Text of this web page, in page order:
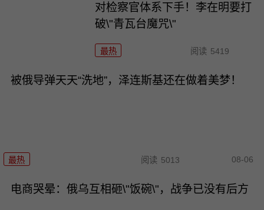
对检察官体系下手！李在明要打
破\"青瓦台魔咒\"
最热 阅读 5419
被俄导弹天天“洗地”，泽连斯基还在做着美梦！
最热 阅读 5013 08-06
电商哭晕：俄乌互相砸\"饭碗\"，战争已没有后方